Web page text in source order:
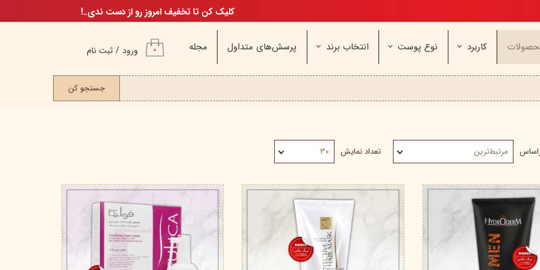
کاربرد
عطر - ادکلن
بادی میست
دئودرانت - مام
نوع پوست انتخاب برند
نیوره بیول
ایپک
سریتا آمبرلا
آتوپیا
ویتابلا سینره
پنکاف
فولیکا سیلکر
دلفین
نو‌ آکنه
یونی لد
کاسپین
پرسش‌های متداول مجله ورود / ثبت نام
تغییر گذر واژه
۰
جستجو کن
کلیک کن تا تخفیف امروز رو از دست ندی..!
مرتبط‌ترین تعداد نمایش ۳۰